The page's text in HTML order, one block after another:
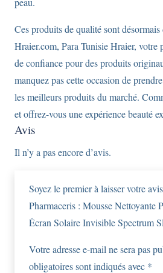
Ces produits de qualité sont
Hraier.com, Para Tunisie Hraier, votre
de confiance pour des produits
manquez pas cette occasion de
les meilleurs produits du marché.
et offrez-vous une expérience beauté
Avis
Il n’y a pas encore d’avis.
Soyez le premier à laisser votre
Pharmaceris : Mousse Nettoyante
Écran Solaire Invisible Spectrum
Votre adresse e-mail ne sera pas
obligatoires sont indiqués avec *